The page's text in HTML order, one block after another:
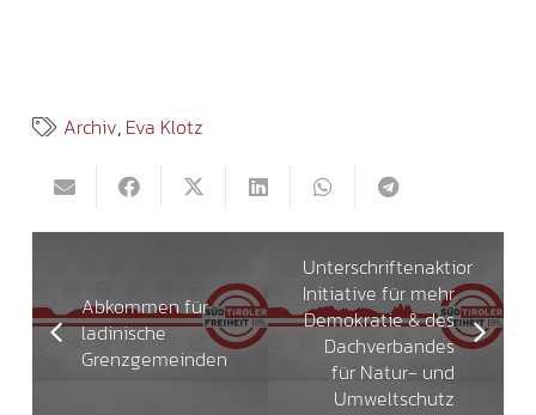
Archiv, Eva Klotz
Abkommen für
ladinische
Grenzgemeinden
Unterschriftenaktion
Initiative für mehr
Demokratie & des
Dachverbandes
für Natur- und
Umweltschutz